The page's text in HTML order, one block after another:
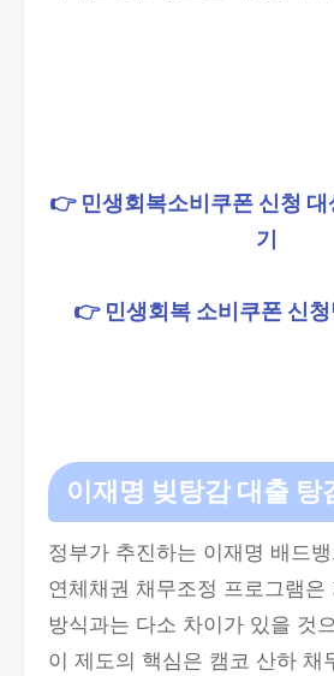
👉 민생회복소비쿠폰 신청
기
👉 민생회복 소비쿠폰 신
이재명 빚탕감 대출 탕
정부가 추진하는 이재명 배드
연체채권 채무조정 프로그램은
방식과는 다소 차이가 있을 것
이 제도의 핵심은 캠코 산하 채